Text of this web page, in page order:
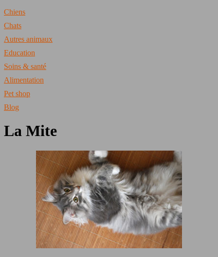
Chiens
Chats
Autres animaux
Education
Soins & santé
Alimentation
Pet shop
Blog
La Mite